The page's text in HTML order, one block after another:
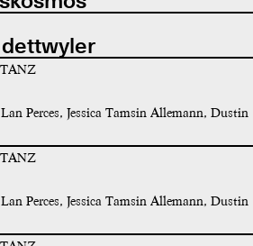
dettwyler
Perces, Jessica Tamsin Allemann, Dustin
Perces, Jessica Tamsin Allemann, Dustin